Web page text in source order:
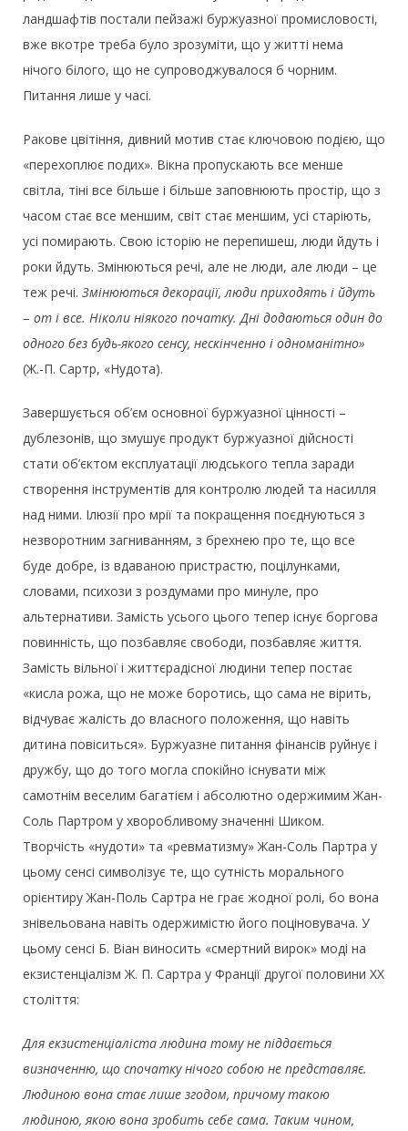
ландшафтів постали пейзажі буржуазної промисловості,
вже вкотре треба було зрозуміти, що у житті нема
нічого білого, що не супроводжувалося б чорним.
Питання лише у часі.
Ракове цвітіння, дивний мотив стає ключовою подією, що
«перехоплює подих». Вікна пропускають все менше
світла, тіні все більше і більше заповнюють простір, що з
часом стає все меншим, світ стає меншим, усі старіють,
усі помирають. Свою історію не перепишеш, люди йдуть і
роки йдуть. Змінюються речі, але не люди, але люди – це
теж речі. Змінюються декорації, люди приходять і йдуть
– от і все. Ніколи ніякого початку. Дні додаються один до
одного без будь-якого сенсу, нескінченно і одноманітно»
(Ж.-П. Сартр, «Нудота).
Завершується об’єм основної буржуазної цінності –
дублезонів, що змушує продукт буржуазної дійсності
стати об’єктом експлуатації людського тепла заради
створення інструментів для контролю людей та насилля
над ними. Ілюзії про мрії та покращення поєднуються з
незворотним загниванням, з брехнею про те, що все
буде добре, із вдаваною пристрастю, поцілунками,
словами, психози з роздумами про минуле, про
альтернативи. Замість усього цього тепер існує боргова
повинність, що позбавляє свободи, позбавляє життя.
Замість вільної і життєрадісної людини тепер постає
«кисла рожа, що не може боротись, що сама не вірить,
відчуває жалість до власного положення, що навіть
дитина повіситься». Буржуазне питання фінансів руйнує і
дружбу, що до того могла спокійно існувати між
самотнім веселим багатієм і абсолютно одержимим Жан-
Соль Партром у хворобливому значенні Шиком.
Творчість «нудоти» та «ревматизму» Жан-Соль Партра у
цьому сенсі символізує те, що сутність морального
орієнтиру Жан-Поль Сартра не грає жодної ролі, бо вона
знівельована навіть одержимістю його поціновувача. У
цьому сенсі Б. Віан виносить «смертний вирок» моді на
екзистенціалізм Ж. П. Сартра у Франції другої половини ХХ
століття:
Для екзистенціаліста людина тому не піддається
визначенню, що спочатку нічого собою не представляє.
Людиною вона стає лише згодом, причому такою
людиною, якою вона зробить себе сама. Таким чином,